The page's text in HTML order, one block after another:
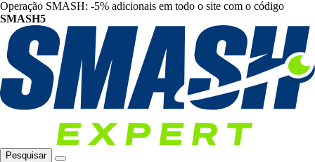
Operação SMASH: -5% adicionais em todo o site com o código
SMASH5
Pesquisar